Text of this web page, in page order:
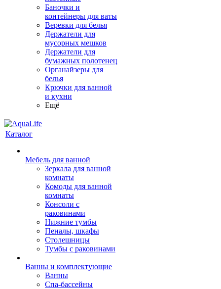
Баночки и
контейнеры для ваты
Веревки для белья
Держатели для
мусорных мешков
Держатели для
бумажных полотенец
Органайзеры для
белья
Крючки для ванной
и кухни
Ещё
Каталог
Мебель для ванной
Зеркала для ванной
комнаты
Комоды для ванной
комнаты
Консоли с
раковинами
Нижние тумбы
Пеналы, шкафы
Столешницы
Тумбы с раковинами
Ванны и комплектующие
Ванны
Спа-бассейны